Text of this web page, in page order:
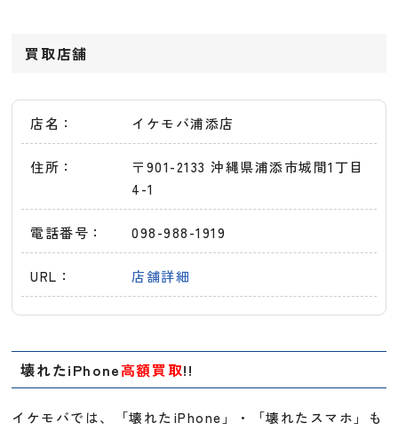
買取店舗
店名： イケモバ浦添店
住所：
〒901-2133 沖縄県浦添市城間1丁目
4-1
電話番号： 098-988-1919
URL： 店舗詳細
壊れたiPhone高額買取!!
イケモバでは、「壊れたiPhone」・「壊れたスマホ」も